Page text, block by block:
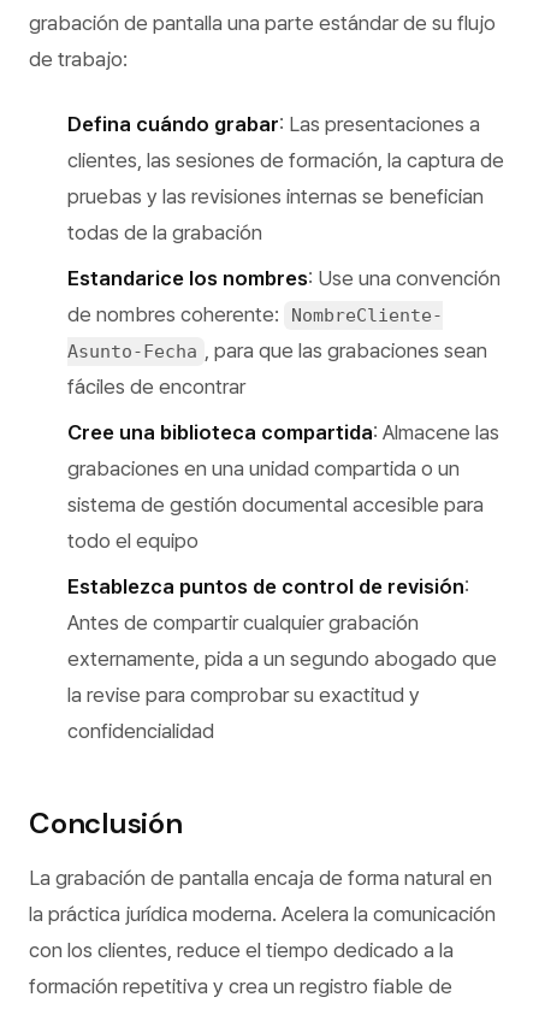
grabación de pantalla una parte estándar de su flujo
de trabajo:
Defina cuándo grabar: Las presentaciones a
clientes, las sesiones de formación, la captura de
pruebas y las revisiones internas se benefician
todas de la grabación
Estandarice los nombres: Use una convención
de nombres coherente:
NombreCliente-
Asunto-Fecha , para que las grabaciones sean
fáciles de encontrar
Cree una biblioteca compartida: Almacene las
grabaciones en una unidad compartida o un
sistema de gestión documental accesible para
todo el equipo
Establezca puntos de control de revisión:
Antes de compartir cualquier grabación
externamente, pida a un segundo abogado que
la revise para comprobar su exactitud y
confidencialidad
Conclusión
La grabación de pantalla encaja de forma natural en
la práctica jurídica moderna. Acelera la comunicación
con los clientes, reduce el tiempo dedicado a la
formación repetitiva y crea un registro fiable de